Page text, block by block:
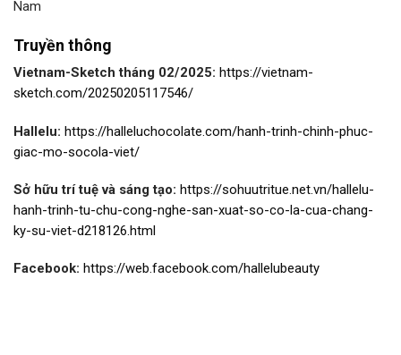
Nam
Truyền thông
Vietnam-Sketch tháng 02/2025: https://vietnam-
sketch.com/20250205117546/
Hallelu: https://halleluchocolate.com/hanh-trinh-chinh-phuc-
giac-mo-socola-viet/
Sở hữu trí tuệ và sáng tạo: https://sohuutritue.net.vn/hallelu-
hanh-trinh-tu-chu-cong-nghe-san-xuat-so-co-la-cua-chang-
ky-su-viet-d218126.html
Facebook: https://web.facebook.com/hallelubeauty